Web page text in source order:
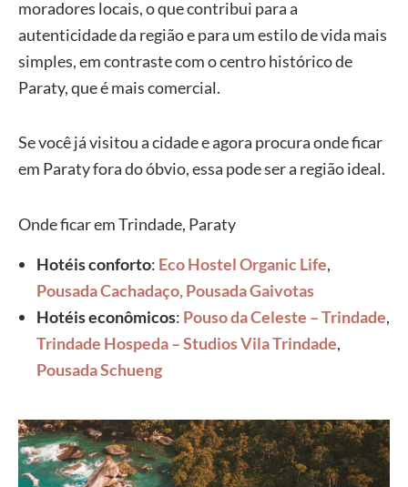
moradores locais, o que contribui para a
autenticidade da região e para um estilo de vida mais
simples, em contraste com o centro histórico de
Paraty, que é mais comercial.
Se você já visitou a cidade e agora procura onde ficar
em Paraty fora do óbvio, essa pode ser a região ideal.
Onde ficar em Trindade, Paraty
Hotéis conforto: Eco Hostel Organic Life,
Pousada Cachadaço,Pousada Gaivotas
Hotéis econômicos: Pouso da Celeste – Trindade,
Trindade Hospeda – Studios Vila Trindade,
Pousada Schueng